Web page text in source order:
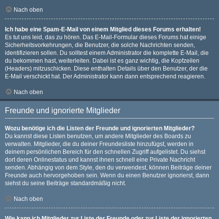
Nach oben
Ich habe eine Spam-E-Mail von einem Mitglied dieses Forums erhalten!
Es tut uns leid, das zu hören. Das E-Mail-Formular dieses Forums hat einige
Sicherheitsvorkehrungen, die Benutzer, die solche Nachrichten senden,
identifizieren sollen. Du solltest einem Administrator die komplette E-Mail, die
du bekommen hast, weiterleiten. Dabei ist es ganz wichtig, die Kopfzeilen
(Headers) mitzuschicken. Diese enthalten Details über den Benutzer, der die
E-Mail verschickt hat. Der Administrator kann dann entsprechend reagieren.
Nach oben
Freunde und ignorierte Mitglieder
Wozu benötige ich die Listen der Freunde und ignorierten Mitglieder?
Du kannst diese Listen benutzen, um andere Mitglieder des Boards zu
verwalten. Mitglieder, die du deiner Freundesliste hinzufügst, werden in
deinem persönlichen Bereich für den schnellen Zugriff aufgelistet. Du siehst
dort deren Onlinestatus und kannst ihnen schnell eine Private Nachricht
senden. Abhängig von dem Style, den du verwendest, können Beiträge deiner
Freunde auch hervorgehoben sein. Wenn du einen Benutzer ignorierst, dann
siehst du seine Beiträge standardmäßig nicht.
Nach oben